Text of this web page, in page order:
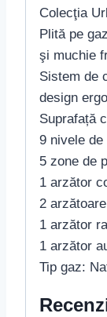
Colecţia
Plită pe
şi muchie
Sistem de
design
Suprafață
9 nivele
5 zone de
1 arzător
2
1 arzător
1 arzător
Tip gaz: